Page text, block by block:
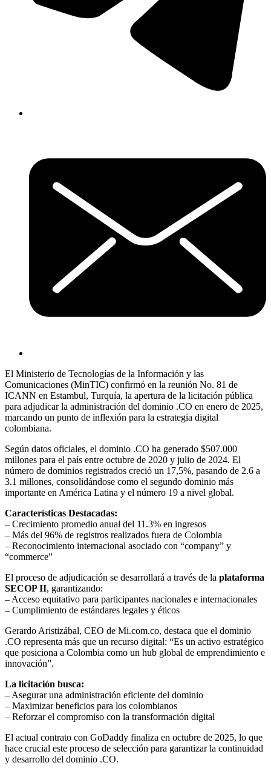
El Ministerio de Tecnologías de la Información y las
Comunicaciones (MinTIC) confirmó en la reunión No. 81 de
ICANN en Estambul, Turquía, la apertura de la licitación pública
para adjudicar la administración del dominio .CO en enero de 2025,
marcando un punto de inflexión para la estrategia digital
colombiana.
Según datos oficiales, el dominio .CO ha generado $507.000
millones para el país entre octubre de 2020 y julio de 2024. El
número de dominios registrados creció un 17,5%, pasando de 2.6 a
3.1 millones, consolidándose como el segundo dominio más
importante en América Latina y el número 19 a nivel global.
Características Destacadas:
– Crecimiento promedio anual del 11.3% en ingresos
– Más del 96% de registros realizados fuera de Colombia
– Reconocimiento internacional asociado con “company” y
“commerce”
El proceso de adjudicación se desarrollará a través de la plataforma
SECOP II, garantizando:
– Acceso equitativo para participantes nacionales e internacionales
– Cumplimiento de estándares legales y éticos
Gerardo Aristizábal, CEO de Mi.com.co, destaca que el dominio
.CO representa más que un recurso digital: “Es un activo estratégico
que posiciona a Colombia como un hub global de emprendimiento e
innovación”.
La licitación busca:
– Asegurar una administración eficiente del dominio
– Maximizar beneficios para los colombianos
– Reforzar el compromiso con la transformación digital
El actual contrato con GoDaddy finaliza en octubre de 2025, lo que
hace crucial este proceso de selección para garantizar la continuidad
y desarrollo del dominio .CO.